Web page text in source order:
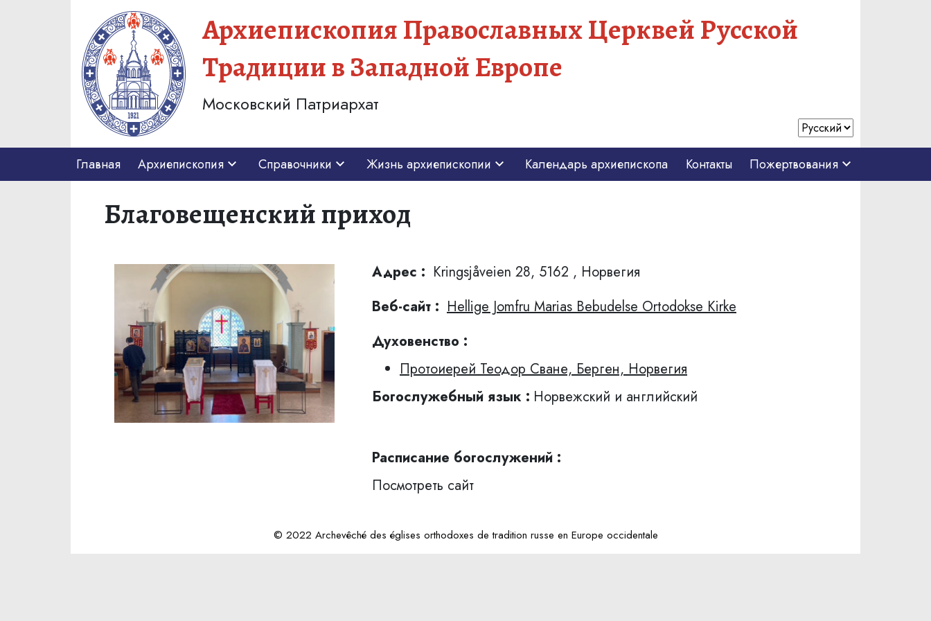
Архиепископия Православных Церквей Русской
Традиции в Западной Европе
Московский Патриархат
Главная Архиепископия Справочники Жизнь архиепископии Календарь архиепископа Контакты Пожертвования
Благовещенский приход
Адрес : Kringsjåveien 28, 5162 , Норвегия
Веб-сайт : Hellige Jomfru Marias Bebudelse Ortodokse Kirke
Духовенство :
Протоиерей Теодор Сване, Берген, Норвегия
Богослужебный язык : Норвежский и английский
Расписание богослужений :
Посмотреть сайт
© 2022 Archevêché des églises orthodoxes de tradition russe en Europe occidentale